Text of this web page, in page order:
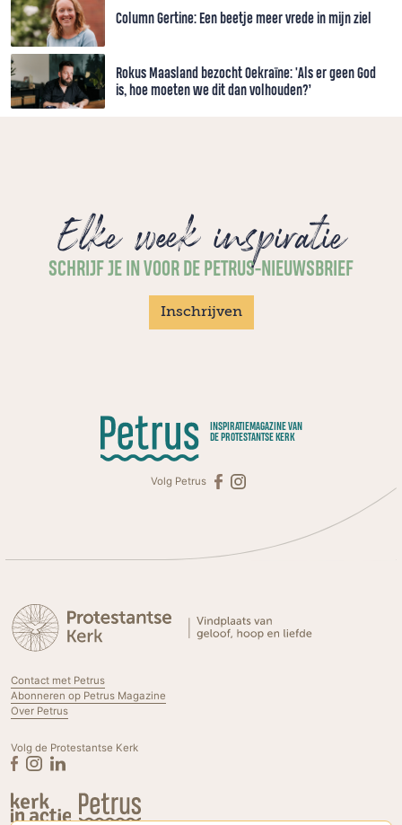
Column Gertine: Een beetje meer vrede in mijn ziel
Rokus Maasland bezocht Oekraïne: 'Als er geen God
is, hoe moeten we dit dan volhouden?’
Elke week inspiratie
SCHRIJF JE IN VOOR DE PETRUS-NIEUWSBRIEF
Inschrijven
INSPIRATIEMAGAZINE VAN
DE PROTESTANTSE KERK
Volg Petrus
Contact met Petrus
Abonneren op Petrus Magazine
Over Petrus
Volg de Protestantse Kerk